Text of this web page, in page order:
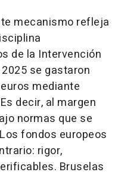
mecanismo refleja
de la Intervención
se gastaron
mediante
decir, al margen
normas que se
fondos europeos
rigor,
Bruselas